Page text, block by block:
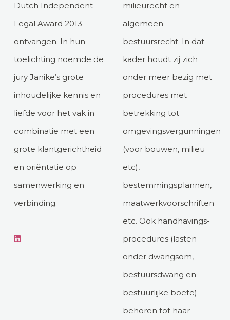
Dutch Independent
Legal Award 2013
ontvangen. In hun
toelichting noemde de
jury Janike’s grote
inhoudelijke kennis en
liefde voor het vak in
combinatie met een
grote klantgerichtheid
en oriëntatie op
samenwerking en
verbinding.
milieurecht en
algemeen
bestuursrecht. In dat
kader houdt zij zich
onder meer bezig met
procedures met
betrekking tot
omgevingsvergunningen
(voor bouwen, milieu
etc),
bestemmingsplannen,
maatwerkvoorschriften
etc. Ook handhavings-
procedures (lasten
onder dwangsom,
bestuursdwang en
bestuurlijke boete)
behoren tot haar